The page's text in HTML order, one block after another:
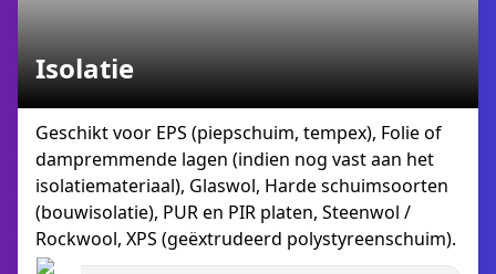
Isolatie
Geschikt voor EPS (piepschuim, tempex), Folie of
dampremmende lagen (indien nog vast aan het
isolatiemateriaal), Glaswol, Harde schuimsoorten
(bouwisolatie), PUR en PIR platen, Steenwol /
Rockwool, XPS (geëxtrudeerd polystyreenschuim).